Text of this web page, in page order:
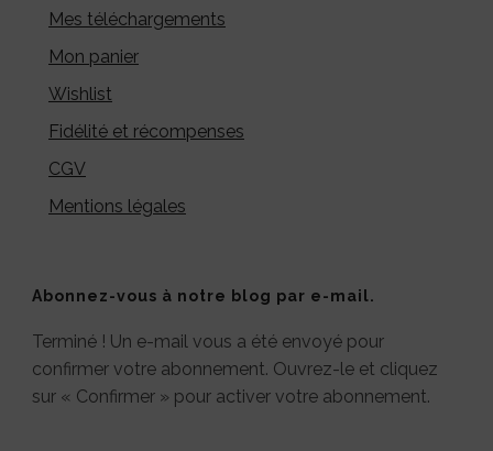
Mes téléchargements
Mon panier
Wishlist
Fidélité et récompenses
CGV
Mentions légales
Abonnez-vous à notre blog par e-mail.
Terminé ! Un e-mail vous a été envoyé pour
confirmer votre abonnement. Ouvrez-le et cliquez
sur « Confirmer » pour activer votre abonnement.